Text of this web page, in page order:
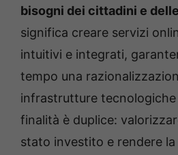
bisogni dei cittadini e
significa creare servizi
intuitivi e integrati,
tempo una
infrastrutture tecnologiche
finalità è duplice:
stato investito e rendere